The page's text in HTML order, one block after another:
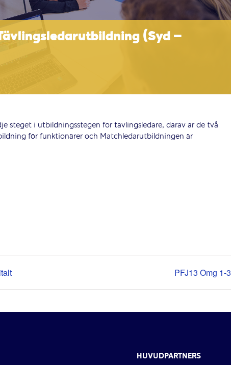
(Syd –
steget i utbildningsstegen för tävlingsledare, därav är de två
för funktionärer och Matchledarutbildningen är
PFJ13 Omg 1-3
HUVUDPARTNERS